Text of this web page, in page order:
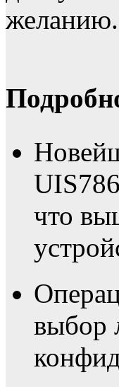
желанию.
что
выбор